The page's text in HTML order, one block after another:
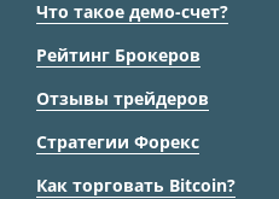
Что такое демо-счет?
Рейтинг Брокеров
Отзывы трейдеров
Стратегии Форекс
Как торговать Bitcoin?